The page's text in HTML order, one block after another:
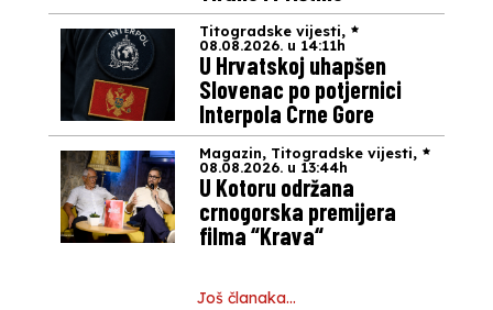
Titogradske vijesti,
08.08.2026. u 14:11h
U Hrvatskoj uhapšen
Slovenac po potjernici
Interpola Crne Gore
Magazin, Titogradske vijesti,
08.08.2026. u 13:44h
U Kotoru održana
crnogorska premijera
filma “Krava“
Još članaka…